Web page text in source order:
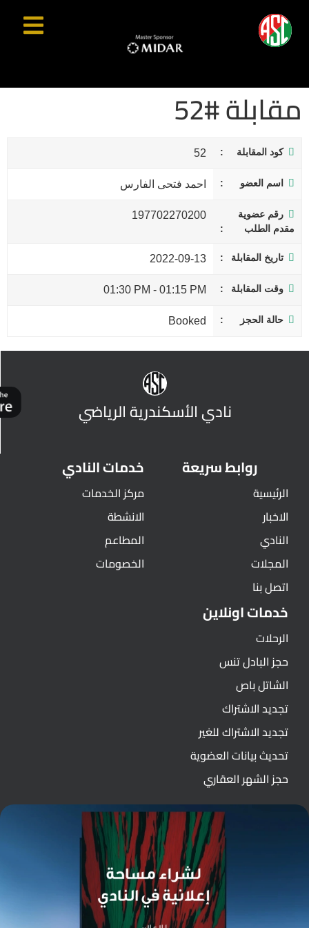
مقابلة #52
كود المقابلة 52
اسم العضو احمد فتحى الفارس
رقم عضوية
مقدم الطلب
197702270200
تاريخ المقابلة 2022-09-13
وقت المقابلة 01:15 PM
-
01:30 PM
حالة الحجز Booked
نادي الأسكندرية الرياضي
روابط سريعة
الرئيسية
الاخبار
النادي
المجلات
اتصل بنا
خدمات النادي
مركز الخدمات
الانشطة
المطاعم
الخصومات
خدمات اونلاين
الرحلات
حجز البادل تنس
الشاتل باص
تجديد الاشتراك
تجديد الاشتراك للغير
تحديث بيانات العضوية
حجز الشهر العقاري